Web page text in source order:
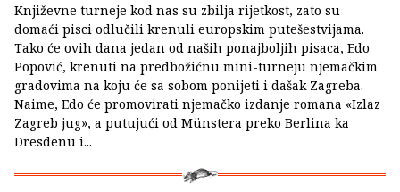
Književne turneje kod nas su zbilja rijetkost, zato su
domaći pisci odlučili krenuli europskim putešestvijama.
Tako će ovih dana jedan od naših ponajboljih pisaca, Edo
Popović, krenuti na predbožićnu mini-turneju njemačkim
gradovima na koju će sa sobom ponijeti i dašak Zagreba.
Naime, Edo će promovirati njemačko izdanje romana «Izlaz
Zagreb jug», a putujući od Münstera preko Berlina ka
Dresdenu i...